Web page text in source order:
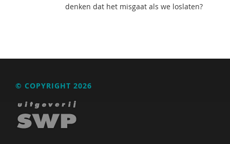
denken dat het misgaat als we loslaten?
© COPYRIGHT 2026